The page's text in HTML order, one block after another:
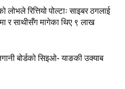
लोभले रित्तियो पोल्टाः साइबर ठगलाई
र साथीसँग मागेका थिए ९ लाख
बोर्डको सिइओ- याङकी उक्याब